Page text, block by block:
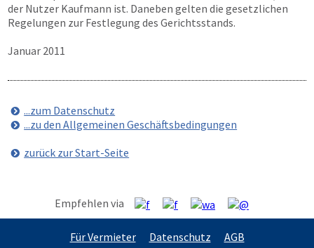
der Nutzer Kaufmann ist. Daneben gelten die gesetzlichen
Regelungen zur Festlegung des Gerichtsstands.
Januar 2011
...zum Datenschutz
...zu den Allgemeinen Geschäftsbedingungen
zurück zur Start-Seite
Empfehlen via
Für Vermieter Datenschutz AGB